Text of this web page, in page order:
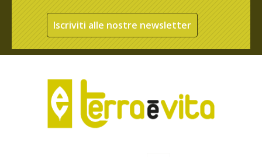
Iscriviti alle nostre newsletter